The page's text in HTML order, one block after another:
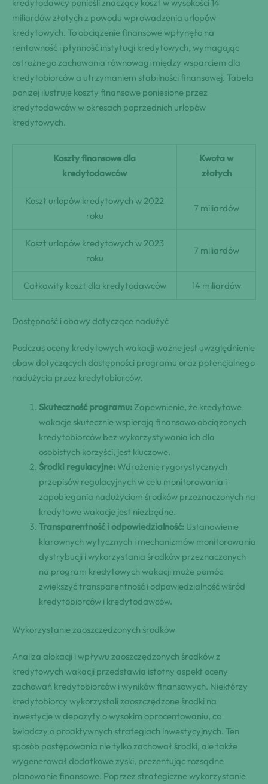
kredytodawcy ponieśli znaczący koszt w wysokości 14
miliardów złotych z powodu wprowadzenia urlopów
kredytowych. To obciążenie finansowe wpłynęło na
rentowność i płynność instytucji kredytowych, wymagając
ostrożnego zachowania równowagi między wsparciem dla
kredytobiorców a utrzymaniem stabilności finansowej. Tabela
poniżej ilustruje koszty finansowe poniesione przez
kredytodawców w okresach poprzednich urlopów
kredytowych.
Koszty finansowe dla
kredytodawców
Kwota w
złotych
Koszt urlopów kredytowych w 2022
roku
7 miliardów
Koszt urlopów kredytowych w 2023
roku
7 miliardów
Całkowity koszt dla kredytodawców 14 miliardów
Dostępność i obawy dotyczące nadużyć
Podczas oceny kredytowych wakacji ważne jest uwzględnienie
obaw dotyczących dostępności programu oraz potencjalnego
nadużycia przez kredytobiorców.
Skuteczność programu: Zapewnienie, że kredytowe
wakacje skutecznie wspierają finansowo obciążonych
kredytobiorców bez wykorzystywania ich dla
osobistych korzyści, jest kluczowe.
Środki regulacyjne: Wdrożenie rygorystycznych
przepisów regulacyjnych w celu monitorowania i
zapobiegania nadużyciom środków przeznaczonych na
kredytowe wakacje jest niezbędne.
Transparentność i odpowiedzialność: Ustanowienie
klarownych wytycznych i mechanizmów monitorowania
dystrybucji i wykorzystania środków przeznaczonych
na program kredytowych wakacji może pomóc
zwiększyć transparentność i odpowiedzialność wśród
kredytobiorców i kredytodawców.
Wykorzystanie zaoszczędzonych środków
Analiza alokacji i wpływu zaoszczędzonych środków z
kredytowych wakacji przedstawia istotny aspekt oceny
zachowań kredytobiorców i wyników finansowych. Niektórzy
kredytobiorcy wykorzystali zaoszczędzone środki na
inwestycje w depozyty o wysokim oprocentowaniu, co
świadczy o proaktywnych strategiach inwestycyjnych. Ten
sposób postępowania nie tylko zachował środki, ale także
wygenerował dodatkowe zyski, prezentując rozsądne
planowanie finansowe. Poprzez strategiczne wykorzystanie